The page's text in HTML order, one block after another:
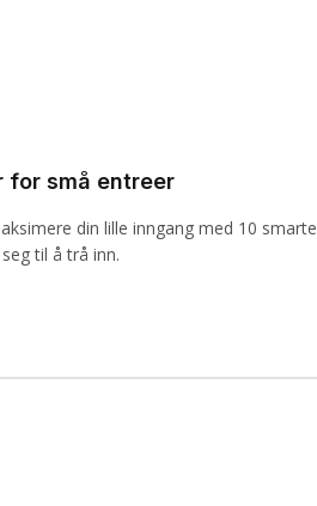
for små entreer
din lille inngang med 10
til å trå inn.